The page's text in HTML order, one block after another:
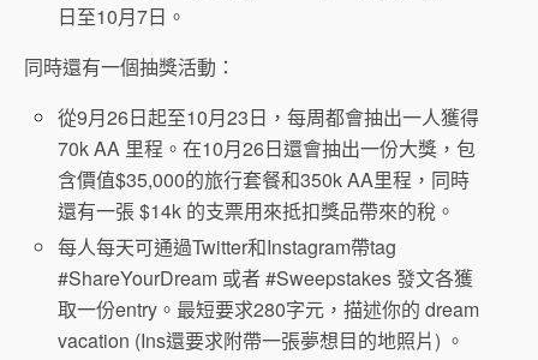
日至10月7日。
同時還有一個抽獎活動：
從9月26日起至10月23日，每周都會抽出一人獲得
70k AA 里程。在10月26日還會抽出一份大獎，包
含價值$35,000的旅行套餐和350k AA里程，同時
還有一張 $14k 的支票用來抵扣獎品帶來的稅。
每人每天可通過Twitter和Instagram帶tag
#ShareYourDream 或者 #Sweepstakes 發文各獲
取一份entry。最短要求280字元，描述你的 dream
vacation (Ins還要求附帶一張夢想目的地照片) 。